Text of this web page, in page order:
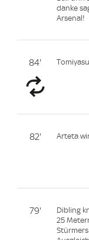
danke
Arsenal!
84'
82' Arteta
79'
Dibling
25